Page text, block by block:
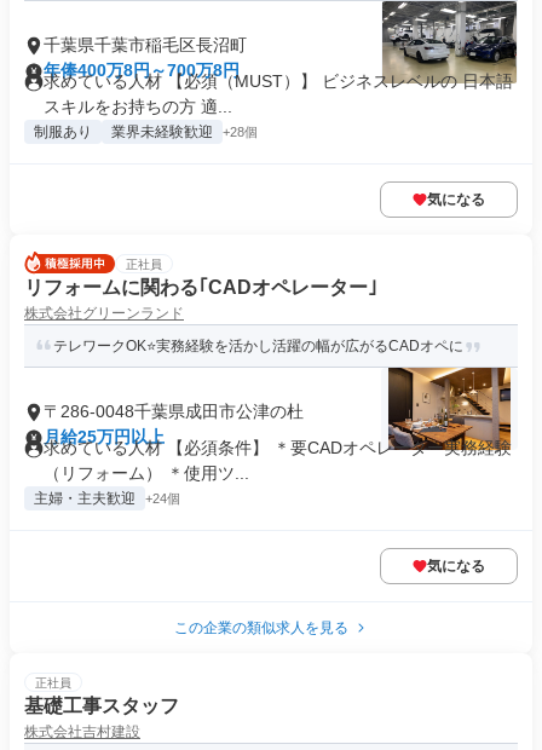
千葉県千葉市稲毛区長沼町
年俸400万8円～700万8円
求めている人材 【必須（MUST）】 ビジネスレベルの 日本語
スキルをお持ちの方 適...
制服あり 業界未経験歓迎 +28個
気になる
正社員
リフォームに関わる｢CADオペレーター｣
株式会社グリーンランド
テレワークOK⭐実務経験を活かし活躍の幅が広がるCADオペに
〒286-0048千葉県成田市公津の杜
月給25万円以上
求めている人材 【必須条件】 ＊要CADオペレーター実務経験
（リフォーム） ＊使用ツ...
主婦・主夫歓迎 +24個
気になる
この企業の類似求人を見る
正社員
基礎工事スタッフ
株式会社吉村建設